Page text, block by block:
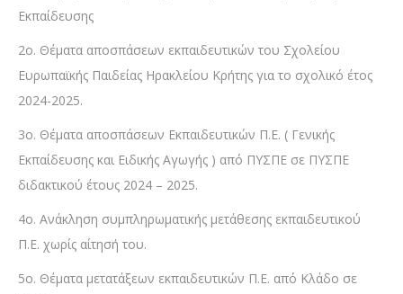
Εκπαίδευσης
2ο. Θέματα αποσπάσεων εκπαιδευτικών του Σχολείου
Ευρωπαϊκής Παιδείας Ηρακλείου Κρήτης για το σχολικό έτος
2024-2025.
3ο. Θέματα αποσπάσεων Εκπαιδευτικών Π.Ε. ( Γενικής
Εκπαίδευσης και Ειδικής Αγωγής ) από ΠΥΣΠΕ σε ΠΥΣΠΕ
διδακτικού έτους 2024 – 2025.
4ο. Ανάκληση συμπληρωματικής μετάθεσης εκπαιδευτικού
Π.Ε. χωρίς αίτησή του.
5ο. Θέματα μετατάξεων εκπαιδευτικών Π.Ε. από Κλάδο σε